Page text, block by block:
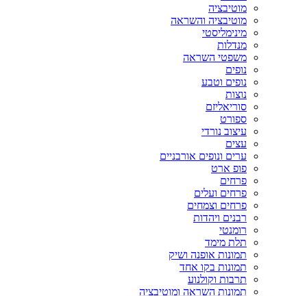
מוטיבציה
מוטיבציה והשראה
מינימליסטי
מנדלות
משפטי השראה
נופים
נופים וטבע
נוצות
סוריאליזם
ספורט
עיצוב נורדי
עצים
ערים ונופים אורבניים
פופ ארט
פרחים
פרחים ועלים
פרחים וצמחים
רבנים ויהדות
רומנטי
תלת מימד
תמונות אופנה ושיק
תמונות בקו אחד
תרבות וקולנוע
תמונות השראה ומוטיבציה